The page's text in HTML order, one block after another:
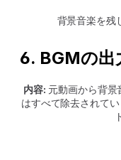
背景音楽を残
6. BGMの出
内容: 元動画から背景
はすべて除去されて